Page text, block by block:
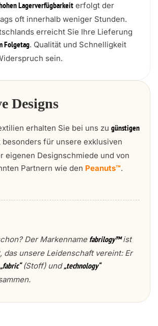
Lagerverfügbarkeit erfolgt der
oft innerhalb weniger Stunden.
erreicht Sie Ihre Lieferung
Folgetag. Qualität und Schnelligkeit
sein.
Designs
erhalten Sie bei uns zu günstigen
besonders für unsere exklusiven
eigenen Designschmiede und von
Partnern wie den Peanuts™.
Der Markenname fabrilogy™ist
das unsere Leidenschaft vereint: Er
„fabric“(Stoff) und„technology“